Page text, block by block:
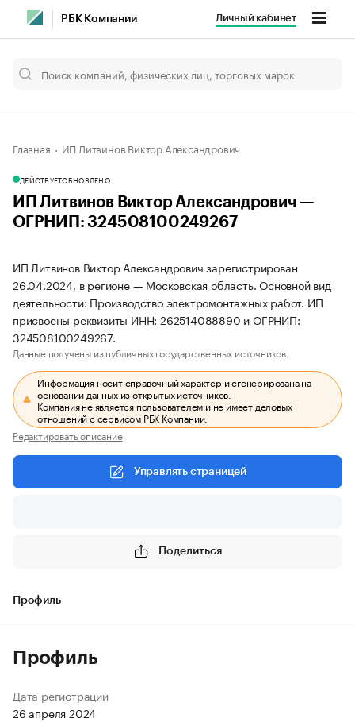
РБК Компании Личный кабинет
Главная ИП Литвинов Виктор Александрович
ДЕЙСТВУЕТОБНОВЛЕНО
ИП Литвинов Виктор Александрович —
ОГРНИП: 324508100249267
ИП Литвинов Виктор Александрович зарегистрирован
26.04.2024, в регионе — Московская область. Основной вид
деятельности: Производство электромонтажных работ. ИП
присвоены реквизиты ИНН: 262514088890 и ОГРНИП:
324508100249267.
Данные получены из публичных государственных источников.
Информация носит справочный характер и сгенерирована на
основании данных из открытых источников.
Компания не является пользователем и не имеет деловых
отношений с сервисом РБК Компании.
Редактировать описание
Управлять страницей
Поделиться
Профиль
Профиль
Дата регистрации
26 апреля 2024